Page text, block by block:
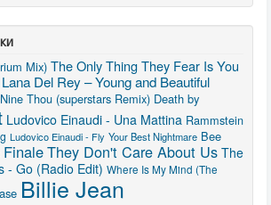
Mix) The Only Thing They Fear Is You
Lana Del Rey – Young and Beautiful
Thou (superstars Remix) Death by
Ludovico Einaudi - Una Mattina Rammstein
Ludovico Einaudi - Fly Your Best Nightmare Bee
FinaleThey Don't Care About Us The
- Go (Radio Edit) Where Is My Mind (The
Billie Jean